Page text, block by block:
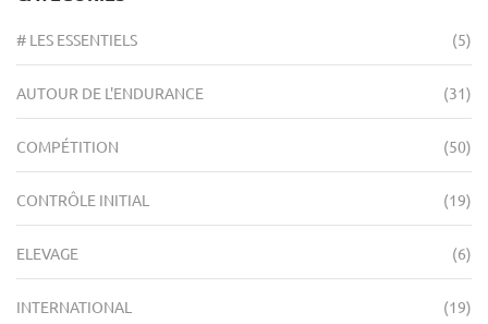
# LES ESSENTIELS (5)
AUTOUR DE L'ENDURANCE (31)
COMPÉTITION (50)
CONTRÔLE INITIAL (19)
ELEVAGE (6)
INTERNATIONAL (19)